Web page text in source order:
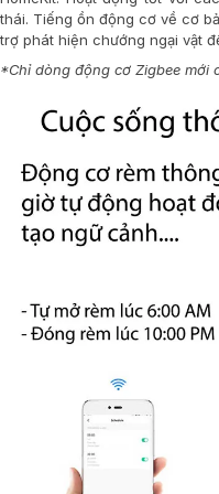
thái. Tiếng ồn động cơ về cơ
trợ phát hiện chướng ngại vật
*Chỉ dòng động cơ Zigbee mới